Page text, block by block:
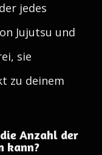
jedes
Jujutsu und
sie
zu deinem
Anzahl der
kann?